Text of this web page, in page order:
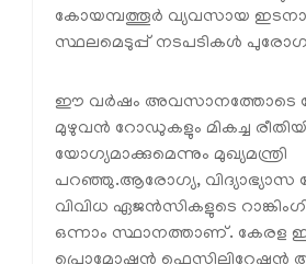
കോയമ്പത്തൂര്‍ വ്യവസായ
സ്ഥലമെടുപ്പ് നടപടികള്‍
ഈ വര്‍ഷം അവസാനത്തോടെ
മുഴുവന്‍ റോഡുകളും മികച്ച
യോഗ്യമാക്കുമെന്നും മുഖ്യമന്ത്രി
പറഞ്ഞു.ആരോഗ്യ, വിദ്യാഭ്യാസ
വിവിധ ഏജന്‍സികളുടെ
ഒന്നാം സ്ഥാനത്താണ്. കേരള